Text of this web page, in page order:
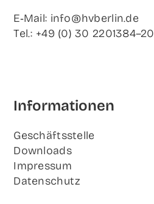
E‑Mail: info@hvberlin.de
Tel.: +49 (0) 30 2201384–20
Infor­ma­tio­nen
Geschäfts­stel­le
Down­loads
Impres­sum
Daten­schutz